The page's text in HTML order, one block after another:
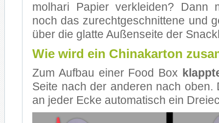
mol­ha­ri Pa­pier ver­klei­den? Dann
noch das zu­recht­ge­schnit­te­ne und
über die glat­te Au­ßen­sei­te der
Wie wird ein Chinakarton
Zum Auf­bau ei­ner Food Box
Sei­te nach der an­de­ren nach oben.
an je­der Ecke au­to­ma­tisch ein